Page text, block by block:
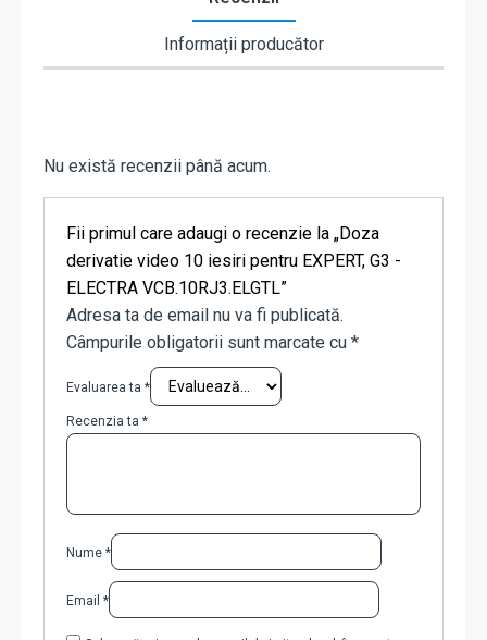
Informații producător
Nu există recenzii până acum.
Fii primul care adaugi o recenzie la „Doza
derivatie video 10 iesiri pentru EXPERT, G3 -
ELECTRA VCB.10RJ3.ELGTL”
Adresa ta de email nu va fi publicată.
Câmpurile obligatorii sunt marcate cu *
Evaluarea ta *
Recenzia ta *
Nume *
Email *